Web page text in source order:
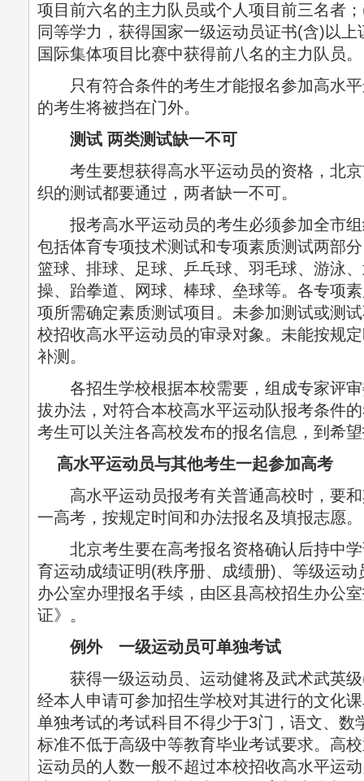
项目前六名的主力队员或个人项目前三名者
同等学力，获得国家一级运动员证书(含)以
国际集体项目比赛中获得前八名的主力队员。
只有符合条件的考生才能报名参加高水平
的考生将被挡在门外。
测试 两类测试缺一不可
考生要想获得高水平运动员的资格，北京
织的测试都要通过，两者缺一不可。
报考高水平运动员的考生必须参加全市组
包括体育专项技术测试和专项素质测试两部
篮球、排球、足球、乒乓球、羽毛球、游泳
操、跆拳道、网球、棒球、垒球等。各专项
项所需确定素质测试项目。未参加测试或测
校招收高水平运动员的审录对象。未能按规
补测。
各招生学校根据本校需要，组成专家评审
拔办法，对符合本校高水平运动队报考条件
考生可以关注各高校发布的报名信息，到希
高水平运动员与其他考生一起参加高考
高水平运动员报考有关普通高校时，要和
一高考，按规定时间和办法报名及填报志愿。
北京考生要在高考报名资格确认后持中学
育运动成绩证明(秩序册、成绩册)、等级运
办公室办理报名手续，由区县高校招生办公
证》。
例外 一级运动员可单独考试
获得一级运动员、运动健将及武术武英级
经本人申请可参加招生学校对其进行的文化
单独考试的考试科目不得少于3门，语文、数
标准不低于高级中等教育毕业考试要求。高
运动员的人数一般不超过本校招收高水平运